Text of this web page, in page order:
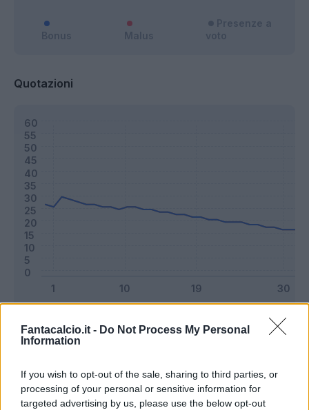
Fantacalcio.it - Do Not Process My Personal
Information
If you wish to opt-out of the sale, sharing to third parties, or
processing of your personal or sensitive information for
targeted advertising by us, please use the below opt-out
Quotazioni
Riepilogo stagione
Titolare 10 - 26